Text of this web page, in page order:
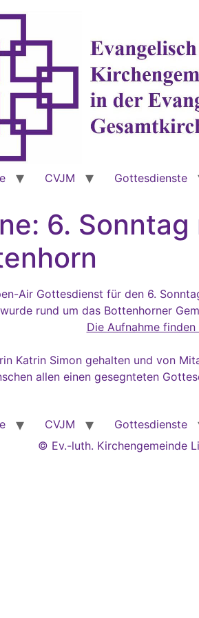
CVJM Gottesdienste
6.
Air Gottesdienst für den 6.
wurde rund um das Bottenhorner
Die Aufnahme finden
Katrin Simon gehalten und von
allen einen gesegnteten
CVJM Gottesdienste
© Ev.-luth. Kirchengemeinde